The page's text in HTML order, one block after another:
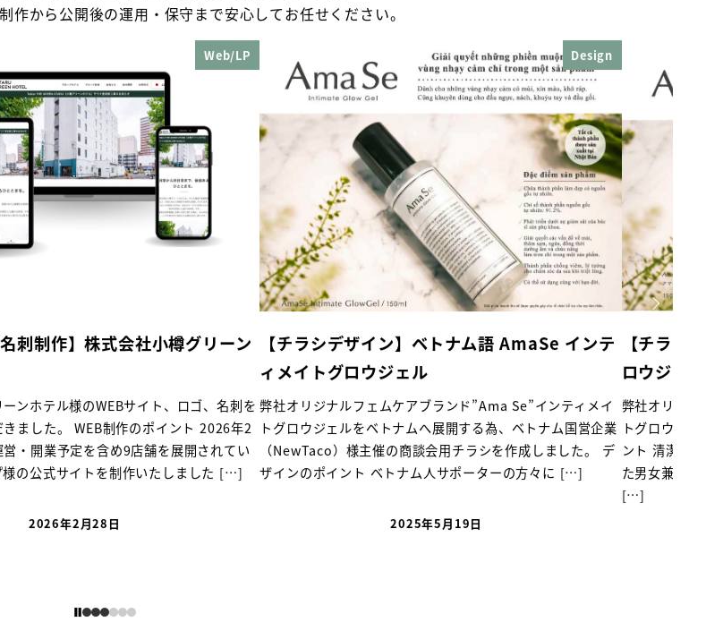
作から公開後の運用・保守まで安心してお任せください。
ン
刺を
年2
い
[…]
【チラシデザイン】ベトナム語 AmaSe インテ
弊社オリジナルフェムケアブランド”Ama Se”インティメイ
トグロウジェルをベトナムへ展開する為、ベトナム国営企業
（NewTaco）様主催の商談会用チラシを作成しました。 デ
ザインのポイント ベトナム人サポーターの方々に […]
【チラシデザイン】AmaSe インティ
ロウジェル
弊社オリジナルフェムケアブランド”Ama Se”イン
トグロウジェルのチラシを作成しました。 デザイ
ント 清潔感があり洗練されたイメージで作成しま
た男女兼用で使えるものなのでユニセックスなイ